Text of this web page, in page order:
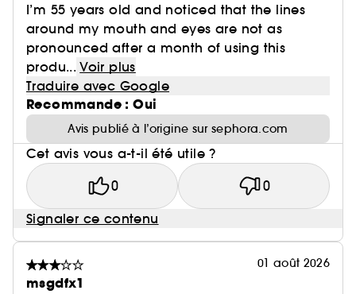
I’m 55 years old and noticed that the lines
around my mouth and eyes are not as
pronounced after a month of using this
produ... Voir plus
Traduire avec Google
Recommande : Oui
Avis publié à l’origine sur sephora.com
Cet avis vous a-t-il été utile ?
0 0
Signaler ce contenu
01 août 2026
msgdfx1